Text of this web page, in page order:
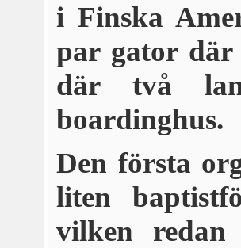
i Finska
par gator där
där två
boardinghus.
Den första
liten
vilken